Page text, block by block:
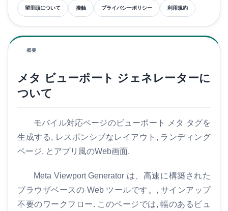
望里頭について 接触 プライバシーポリシー 利用規約
概要
メタ ビューポート ジェネレーターに
ついて
モバイル対応ページのビューポート メタ タグを
生成する, レスポンシブなレイアウト, ランディング
ページ, とアプリ風のWeb画面.
Meta Viewport Generator は、高速に構築された
ブラウザベースの Web ツールです。, サインアップ
不要のワークフロー. このページでは, 幅のあるビュ